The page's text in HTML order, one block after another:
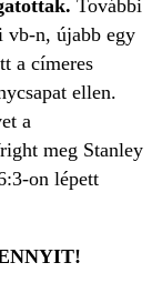
További
vb-n, újabb egy
a címeres
ellen.
a
meg Stanley
on lépett